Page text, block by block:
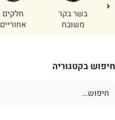
בשר בקר
משובח
חלקים
אחוריים
חיפוש בקטגוריה